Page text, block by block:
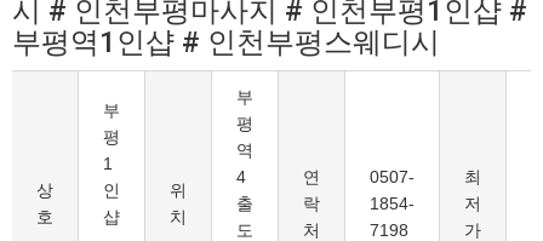
시 # 인천부평마사지 # 인천부평1인샵 #
부평역1인샵 # 인천부평스웨디시
상
호
부
평
1
인
샵
위
치
부
평
역
4
출
도
연
락
처
0507-
1854-
7198
최
저
가